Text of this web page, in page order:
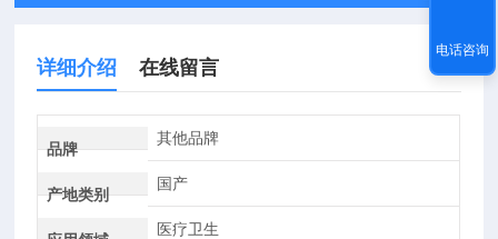
详细介绍 在线留言
品牌
其他品牌
产地类别
国产
医疗卫生
电话咨询